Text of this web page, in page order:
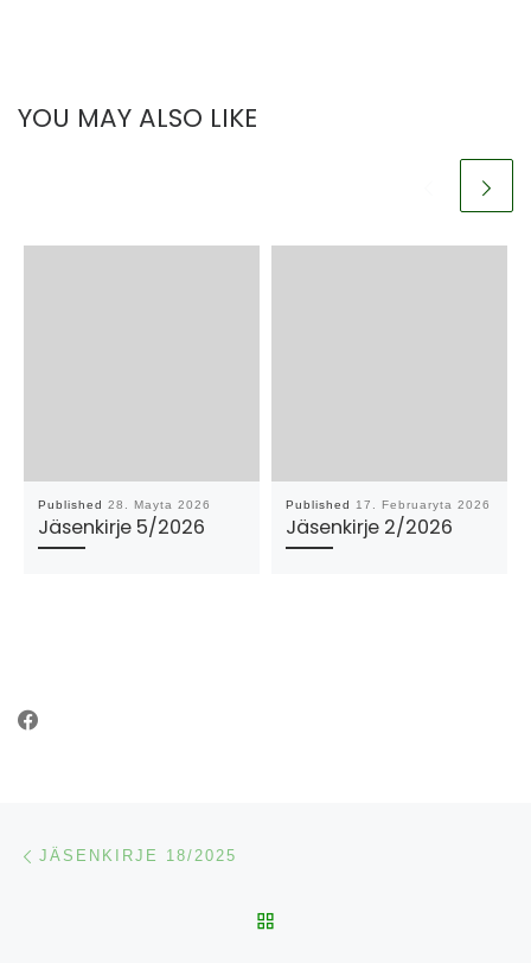
YOU MAY ALSO LIKE
Published 28. Mayta 2026
Jäsenkirje 5/2026
Published 17. Februaryta 2026
Jäsenkirje 2/2026
Post navigation
JÄSENKIRJE 18/2025